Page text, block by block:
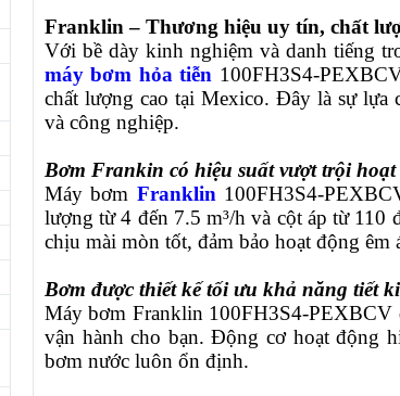
Franklin – Thương hiệu uy tín, chất
Với bề dày kinh nghiệm và danh tiếng
máy bơm hỏa tiễn 100FH3S4-
chất lượng cao tại Mexico. Đây là sự
và công nghiệp.
Bơm Frankin có hiệu suất vượt trội
Máy bơm Franklin 100FH3S4-
lượng từ 4 đến 7.5 m³/h và cột áp từ 110
chịu mài mòn tốt, đảm bảo hoạt động êm
Bơm được thiết kế tối ưu khả năng tiết
Máy bơm Franklin 100FH3S4-PEXBCV
vận hành cho bạn. Động cơ hoạt động
bơm nước luôn ổn định.